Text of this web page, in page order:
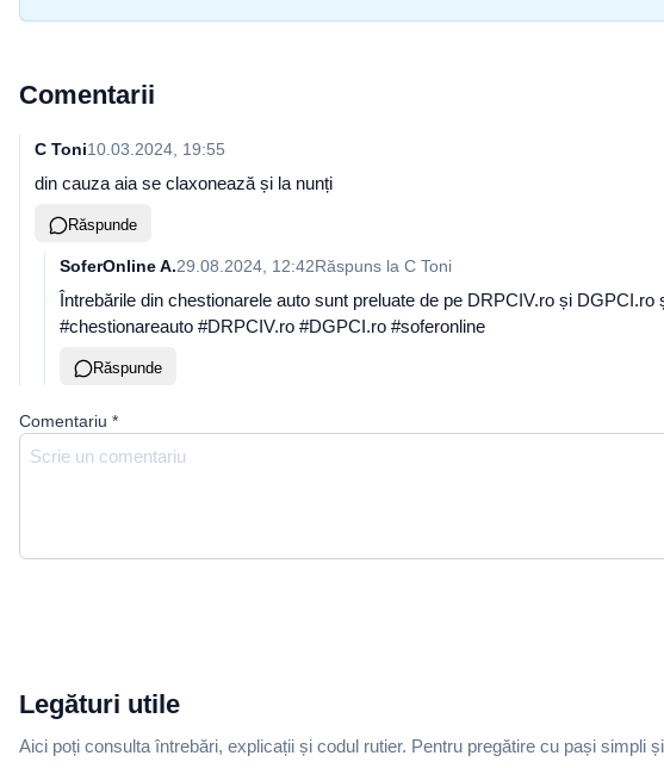
Comentarii
C Toni10.03.2024, 19:55
din cauza aia se claxonează și la nunți
Răspunde
SoferOnline A.29.08.2024, 12:42Răspuns la C Toni
Întrebările din chestionarele auto sunt preluate de pe DRPCIV.ro și
#chestionareauto #DRPCIV.ro #DGPCI.ro #soferonline
Răspunde
Comentariu *
Legături utile
Aici poți consulta întrebări, explicații și codul rutier. Pentru pregătire cu pași simpli